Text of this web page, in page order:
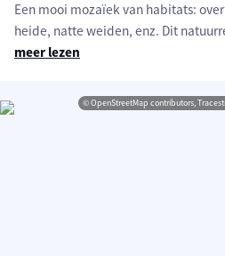
Een mooi mozaïek van habitats:
heide, natte weiden, enz. Dit
meer lezen
© OpenStreetMap contributors,